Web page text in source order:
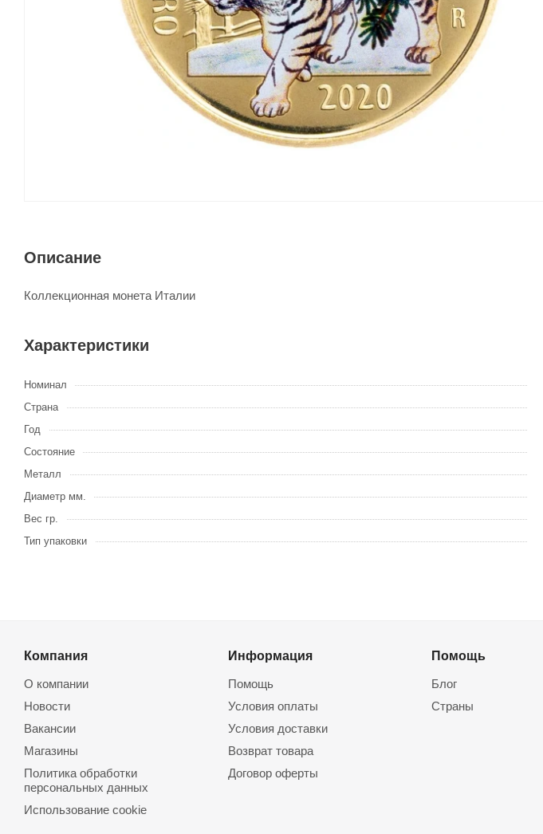
Описание
Коллекционная монета Италии
Характеристики
Номинал
Страна
Год
Состояние
Металл
Диаметр мм.
Вес гр.
Тип упаковки
Компания
О компании
Новости
Вакансии
Магазины
Политика обработки
персональных данных
Использование cookie
Информация
Помощь
Условия оплаты
Условия доставки
Возврат товара
Договор оферты
Помощь
Блог
Страны